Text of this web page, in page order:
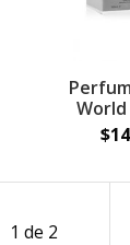
World
1 de 2